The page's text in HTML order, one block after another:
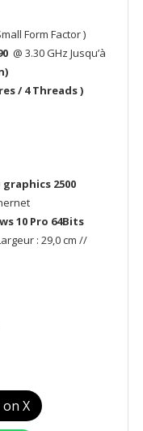
Form Factor )
@ 3.30 GHz Jusqu’à
/ 4 Threads )
2500
10 Pro 64Bits
: 29,0 cm //
X